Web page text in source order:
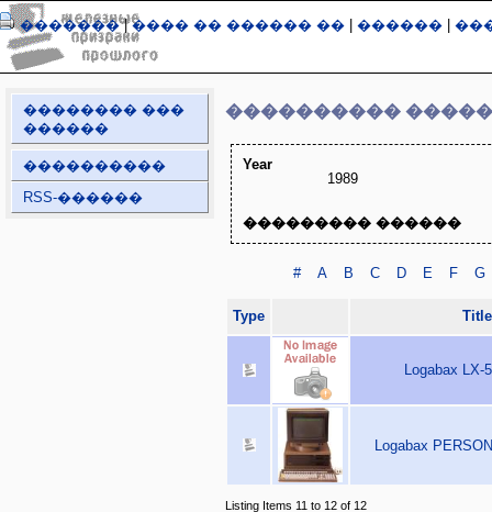
�������|���� �� ������ �� ������
�������� ���
������
����������
RSS-������
����������
Year
1989
��������� ������
# A B C D E F G
Type Title
Logabax LX-
Logabax
Listing Items 11 to 12 of 12